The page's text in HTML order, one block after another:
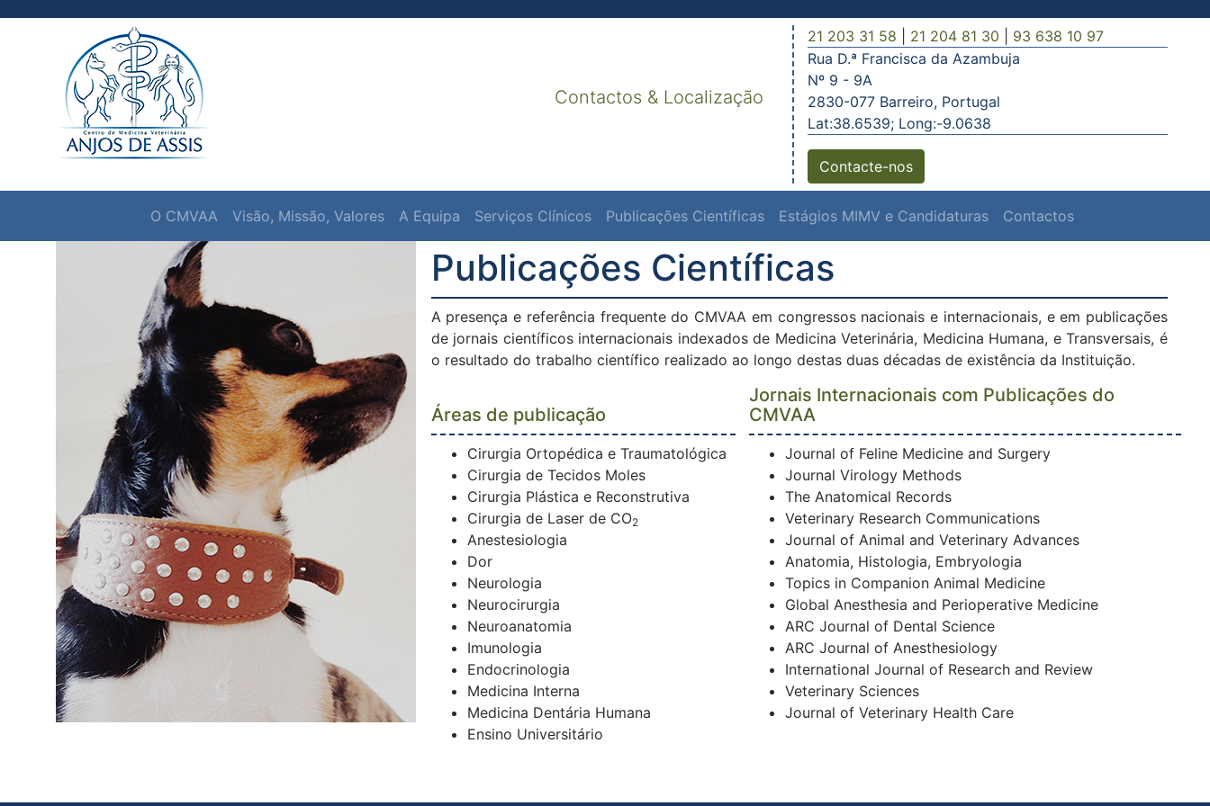
Contactos & Localização
21 203 31 58 21 204 81 30
93 638 10 97
Rua D.ª Francisca da Azambuja
Nº 9 - 9A
2830-077 Barreiro, Portugal
Lat:38.6539; Long:-9.0638
Contacte-nos
O CMVAA Visão, Missão, Valores A Equipa Serviços Clínicos Publicações Científicas Estágios MIMV e Candidaturas Contactos
Publicações Científicas
A presença e referência frequente do CMVAA em congressos nacionais e internacionais, e em publicações
de jornais científicos internacionais indexados de Medicina Veterinária, Medicina Humana, e Transversais, é
o resultado do trabalho científico realizado ao longo destas duas décadas de existência da Instituição.
Áreas de publicação
Jornais Internacionais com Publicações do
CMVAA
Cirurgia Ortopédica e Traumatológica
Cirurgia de Tecidos Moles
Cirurgia Plástica e Reconstrutiva
Cirurgia de Laser de CO2
Anestesiologia
Dor
Neurologia
Neurocirurgia
Neuroanatomia
Imunologia
Endocrinologia
Medicina Interna
Medicina Dentária Humana
Ensino Universitário
Journal of Feline Medicine and Surgery
Journal Virology Methods
The Anatomical Records
Veterinary Research Communications
Journal of Animal and Veterinary Advances
Anatomia, Histologia, Embryologia
Topics in Companion Animal Medicine
Global Anesthesia and Perioperative Medicine
ARC Journal of Dental Science
ARC Journal of Anesthesiology
International Journal of Research and Review
Veterinary Sciences
Journal of Veterinary Health Care